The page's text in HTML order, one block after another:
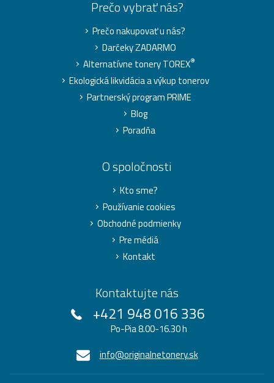
Prečo vybrať nás?
Prečo nakupovať u nás?
Darčeky ZADARMO
Alternatívne tonery TOREX®
Ekologická likvidácia a výkup tonerov
Partnerský program PRIME
Blog
Poradňa
O spoločnosti
Kto sme?
Používanie cookies
Obchodné podmienky
Pre médiá
Kontakt
Kontaktujte nás
+421 948 016 336
Po-Pia 8.00-16.30 h
info@originalnetonery.sk